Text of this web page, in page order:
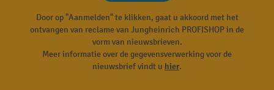
Door op "Aanmelden" te klikken, gaat u akkoord met het
ontvangen van reclame van Jungheinrich PROFISHOP in de
vorm van nieuwsbrieven.
Meer informatie over de gegevensverwerking voor de
nieuwsbrief vindt u hier.